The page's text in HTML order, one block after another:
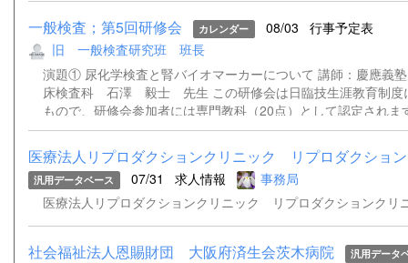
ルアドレスあてに、資料（ある場合）および当日、Peatixより
能性があるため、ZOOMのウェビナー招致を送らせていただき
メールアドレスをご記入いただけない場合は、資料や招致メー
出来ません。当日の対応は出来かねますことをご了承ください。 連絡先
県臨床検査技師会病理・細胞研究班班長今川 奈央子Tel：
一般検査；第5回研修会 カレンダー 08/03
行事予定表
旧 一般検査研究班 班長
演題① 尿化学検査と腎バイオマーカーについて 講師：慶應義
床検査科 石澤 毅士 先生 この研修会は日臨技生涯教育制度
もので、研修会参加者には専門教科（20点）として認定され
込みはこちらから ＊チケット販売サイト『Peatix』を介して
はご遠慮ください。 【問合せ先】学術部 一般検査研究班
兵庫県立はりま姫路総合医療センター検査部 TEL 079-
nakasimaamag@gmail.com
医療法人リプロダクションクリニック リプロダクショ
汎用データベース 07/31 求人情報
事務局
医療法人リプロダクションクリニック リプロダクションクリ
社会福祉法人恩賜財団 大阪府済生会茨木病院 汎用データ